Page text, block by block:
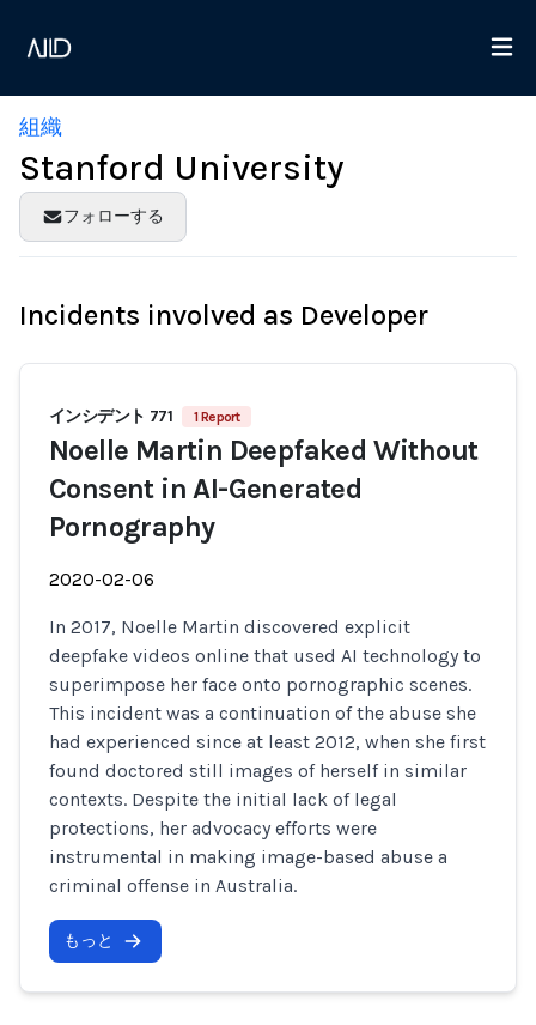
組織
Stanford University
フォローする
Incidents involved as Developer
インシデント 771 1 Report
Noelle Martin Deepfaked Without
Consent in AI-Generated
Pornography
2020-02-06
In 2017, Noelle Martin discovered explicit
deepfake videos online that used AI technology to
superimpose her face onto pornographic scenes.
This incident was a continuation of the abuse she
had experienced since at least 2012, when she first
found doctored still images of herself in similar
contexts. Despite the initial lack of legal
protections, her advocacy efforts were
instrumental in making image-based abuse a
criminal offense in Australia.
もっと